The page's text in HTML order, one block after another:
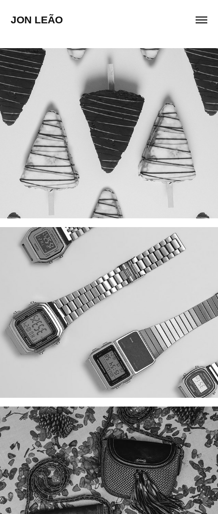
JON LEÃO
ELIANE MATOS DOCES
CASSIO
IODICE BAGS